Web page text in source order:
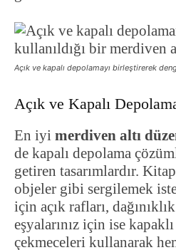
Açık ve kapalı depolamayı birleştirerek
Açık ve Kapalı
En iyi merdiven altı
de kapalı depolama
getiren tasarımlardır.
objeler gibi sergilemek
için açık rafları,
eşyalarınız için ise
çekmeceleri kullanarak